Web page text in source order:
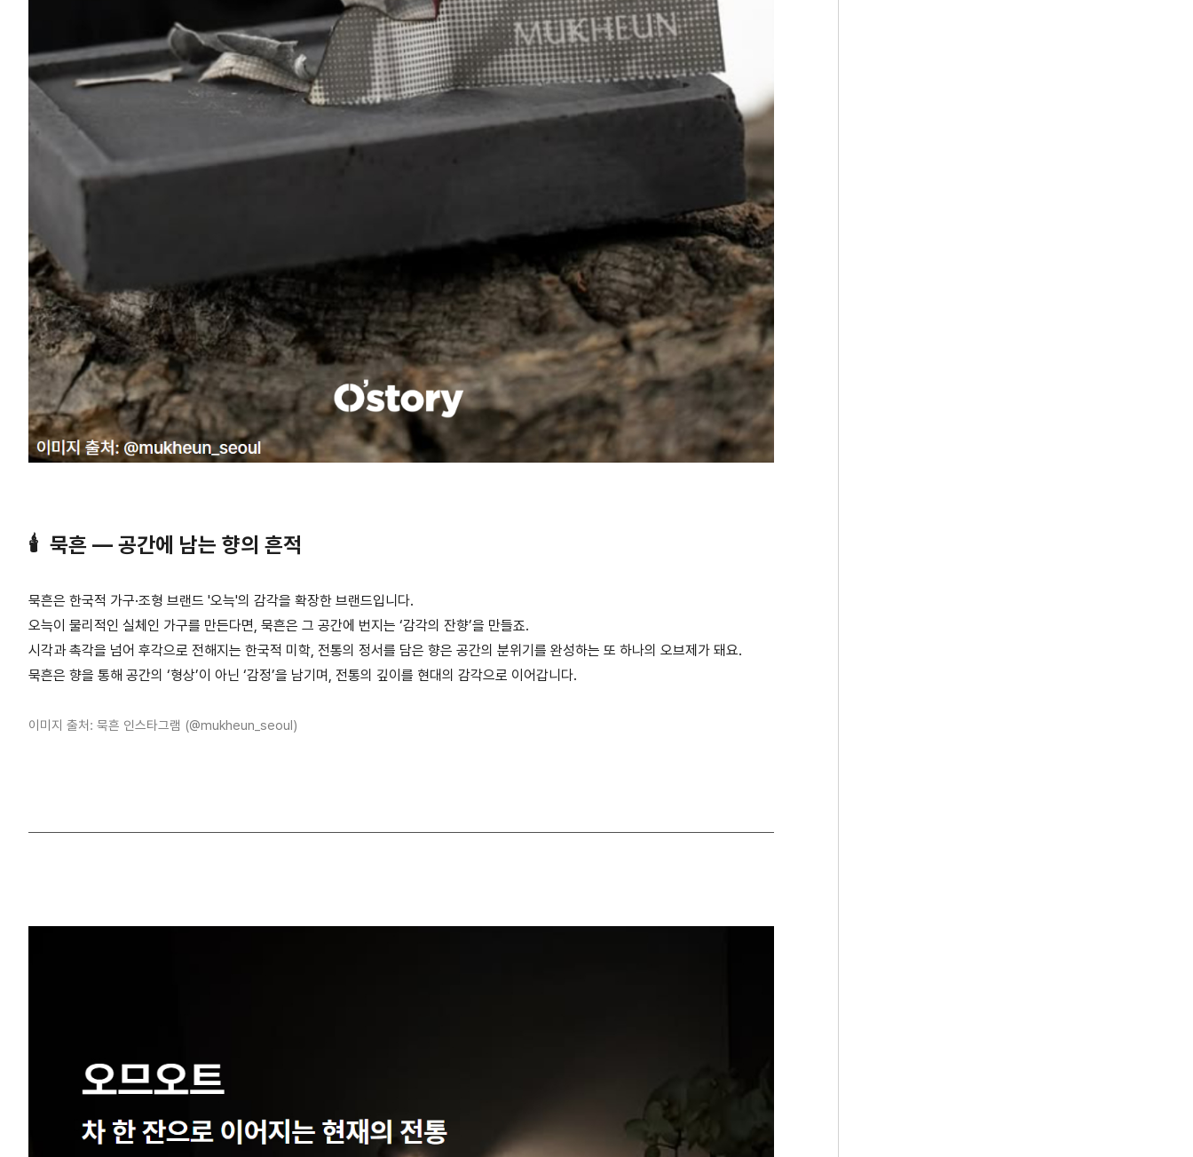
🕯 묵흔 — 공간에 남는 향의 흔적
묵흔은 한국적 가구·조형 브랜드 '오늑'의 감각을 확장한 브랜드입니다.
오늑이 물리적인 실체인 가구를 만든다면, 묵흔은 그 공간에 번지는 ‘감각의 잔향’을 만들죠.
시각과 촉각을 넘어 후각으로 전해지는 한국적 미학, 전통의 정서를 담은 향은 공간의 분위기를 완성하는 또 하나의 오브제가 돼요.
묵흔은 향을 통해 공간의 ‘형상’이 아닌 ‘감정’을 남기며, 전통의 깊이를 현대의 감각으로 이어갑니다.
이미지 출처: 묵흔 인스타그램 (@mukheun_seoul)